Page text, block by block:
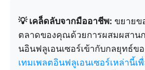
💡 เคล็ดลับจากมืออาชีพ: ขยายข
ตลาดของคุณด้วยการผสมผสาน
นอินฟลูเอนเซอร์เข้ากับกลยุทธ์ข
เทมเพลตอินฟลูเอนเซอร์เหล่านี้เ